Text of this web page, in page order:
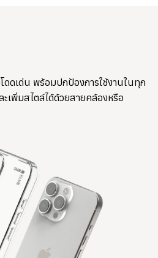
ดดเด่น พร้อมปกป้องการใช้งานในทุก
เพิ่มสไตล์ได้ด้วยสายคล้องหรือ